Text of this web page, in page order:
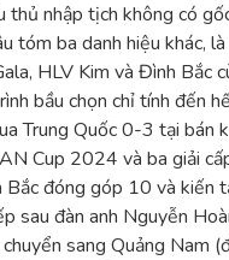
nhập tịch không có
tóm ba danh hiệu khác,
HLV Kim và Đình
bầu chọn chỉ tính đến
Trung Quốc 0-3 tại
Cup 2024 và ba giải
đóng góp 10 và kiến
sau đàn anh Nguyễn
chuyển sang Quảng